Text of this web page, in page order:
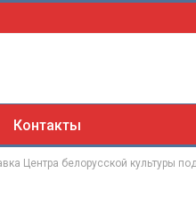
Контакты
Центра белорусской культуры